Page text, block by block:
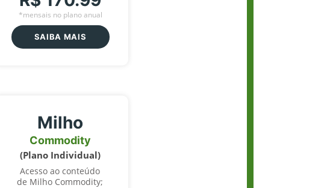
*mensais no plano anual
SAIBA MAIS
Milho
Commodity
(Plano Individual)
Acesso ao conteúdo
de Milho Commodity;